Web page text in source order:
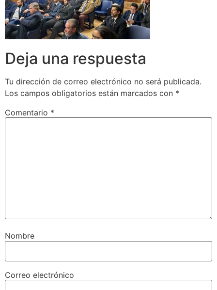
Deja una respuesta
Tu dirección de correo electrónico no será publicada.
Los campos obligatorios están marcados con *
Comentario *
Nombre
Correo electrónico